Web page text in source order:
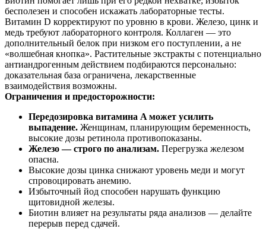
бесполезен и способен искажать лабораторные тесты.
Витамин D корректируют по уровню в крови. Железо, цинк и
медь требуют лабораторного контроля. Коллаген — это
дополнительный белок при низком его поступлении, а не
«волшебная кнопка». Растительные экстракты с потенциально
антиандрогенным действием подбираются персонально:
доказательная база ограничена, лекарственные
взаимодействия возможны.
Ограничения и предосторожности:
Передозировка витамина A может усилить
выпадение. Женщинам, планирующим беременность,
высокие дозы ретинола противопоказаны.
Железо — строго по анализам. Перегрузка железом
опасна.
Высокие дозы цинка снижают уровень меди и могут
спровоцировать анемию.
Избыточный йод способен нарушать функцию
щитовидной железы.
Биотин влияет на результаты ряда анализов — делайте
перерыв перед сдачей.